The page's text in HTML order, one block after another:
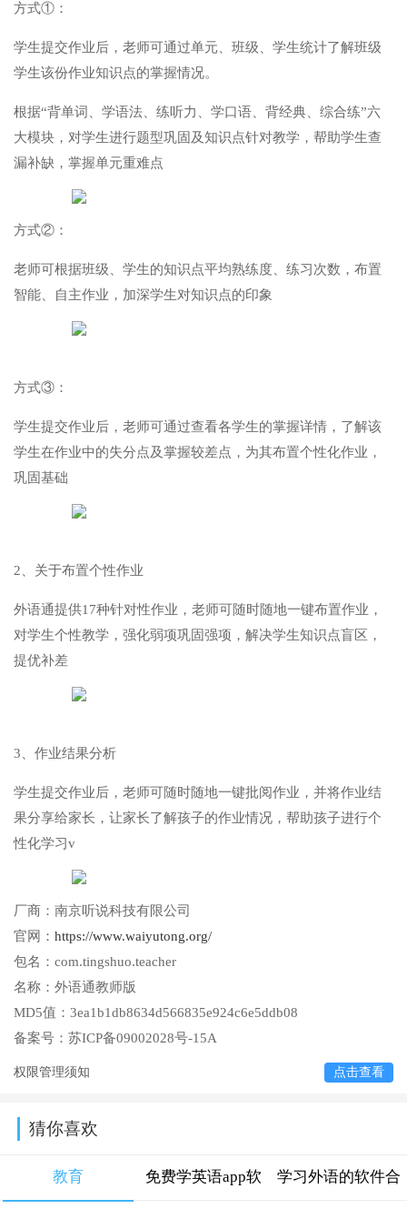
方式①：
学生提交作业后，老师可通过单元、班级、学生统计了解班级
学生该份作业知识点的掌握情况。
根据“背单词、学语法、练听力、学口语、背经典、综合练”六
大模块，对学生进行题型巩固及知识点针对教学，帮助学生查
漏补缺，掌握单元重难点
方式②：
老师可根据班级、学生的知识点平均熟练度、练习次数，布置
智能、自主作业，加深学生对知识点的印象
方式③：
学生提交作业后，老师可通过查看各学生的掌握详情，了解该
学生在作业中的失分点及掌握较差点，为其布置个性化作业，
巩固基础
2、关于布置个性作业
外语通提供17种针对性作业，老师可随时随地一键布置作业，
对学生个性教学，强化弱项巩固强项，解决学生知识点盲区，
提优补差
3、作业结果分析
学生提交作业后，老师可随时随地一键批阅作业，并将作业结
果分享给家长，让家长了解孩子的作业情况，帮助孩子进行个
性化学习v
厂商： 南京听说科技有限公司
官网： https://www.waiyutong.org/
包名： com.tingshuo.teacher
名称： 外语通教师版
MD5值： 3ea1b1db8634d566835e924c6e5ddb08
备案号： 苏ICP备09002028号-15A
权限管理须知 点击查看
猜你喜欢
教育 免费学英语app软 学习外语的软件合